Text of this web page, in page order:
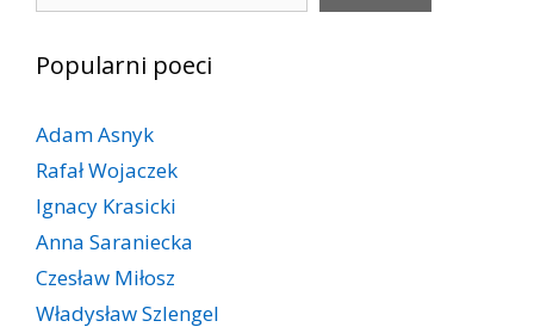
Popularni poeci
Adam Asnyk
Rafał Wojaczek
Ignacy Krasicki
Anna Saraniecka
Czesław Miłosz
Władysław Szlengel